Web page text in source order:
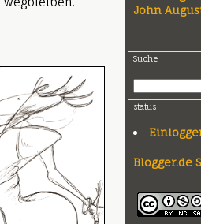
John
Suche
status
Blogger.de